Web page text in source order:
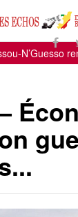
N’Guesso